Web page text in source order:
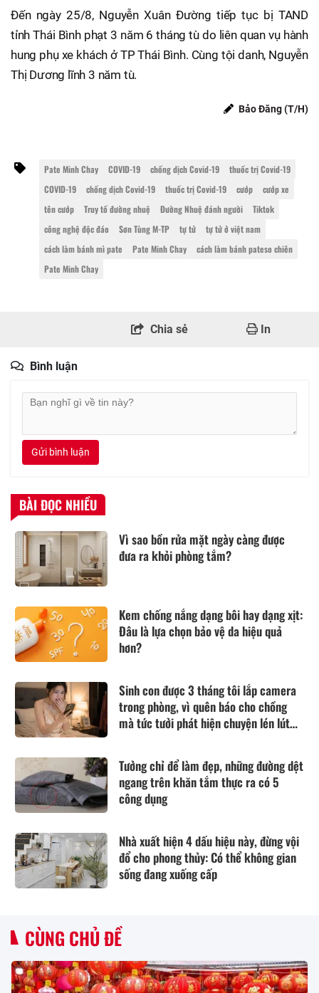
Đến ngày 25/8, Nguyễn Xuân Đường tiếp tục bị TAND
tỉnh Thái Bình phạt 3 năm 6 tháng tù do liên quan vụ hành
hung phụ xe khách ở TP Thái Bình. Cùng tội danh, Nguyễn
Thị Dương lĩnh 3 năm tù.
Bảo Đăng (T/H)
Pate Minh Chay COVID-19 chống dịch Covid-19
thuốc trị Covid-19
COVID-19
chống dịch Covid-19 thuốc trị Covid-19 cướp
cướp xe
tên cướp
Truy tố đường nhuệ Đường Nhuệ đánh người
Tiktok
công nghệ độc đáo
Sơn Tùng M-TP tự tử
tự tử ở việt nam
cách làm bánh mì pate
Pate Minh Chay
cách làm bánh pateso chiên
Pate Minh Chay
Chia sẻ In
Bình luận
Gửi bình luận
BÀI ĐỌC NHIỀU
Vì sao bồn rửa mặt ngày càng được
đưa ra khỏi phòng tắm?
Kem chống nắng dạng bôi hay dạng xịt:
Đâu là lựa chọn bảo vệ da hiệu quả
hơn?
Sinh con được 3 tháng tôi lắp camera
trong phòng, vì quên báo cho chồng
mà tức tưởi phát hiện chuyện lén lút
Tưởng chỉ để làm đẹp, những đường dệt
ngang trên khăn tắm thực ra có 5
công dụng
Nhà xuất hiện 4 dấu hiệu này, đừng vội
đổ cho phong thủy: Có thể không gian
sống đang xuống cấp
CÙNG CHỦ ĐỀ